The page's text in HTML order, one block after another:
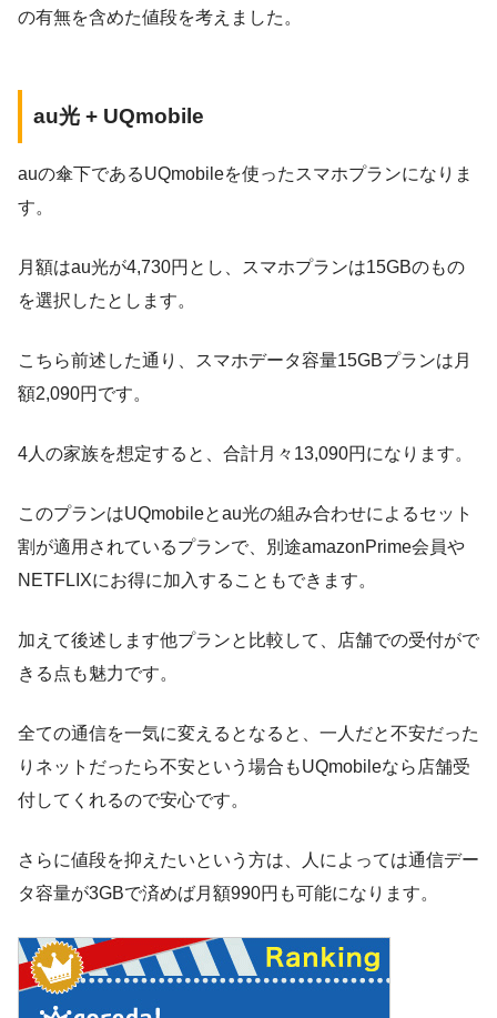
の有無を含めた値段を考えました。
au光 + UQmobile
auの傘下であるUQmobileを使ったスマホプランになりま
す。
月額はau光が4,730円とし、スマホプランは15GBのもの
を選択したとします。
こちら前述した通り、スマホデータ容量15GBプランは月
額2,090円です。
4人の家族を想定すると、合計月々13,090円になります。
このプランはUQmobileとau光の組み合わせによるセット
割が適用されているプランで、別途amazonPrime会員や
NETFLIXにお得に加入することもできます。
加えて後述します他プランと比較して、店舗での受付がで
きる点も魅力です。
全ての通信を一気に変えるとなると、一人だと不安だった
りネットだったら不安という場合もUQmobileなら店舗受
付してくれるので安心です。
さらに値段を抑えたいという方は、人によっては通信デー
タ容量が3GBで済めば月額990円も可能になります。